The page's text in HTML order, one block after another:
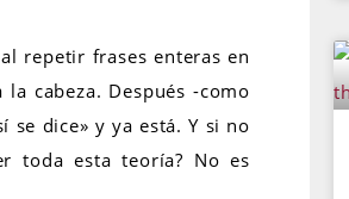
repetir frases enteras en
cabeza. Después -como
se dice» y ya está. Y si no
toda esta teoría? No es